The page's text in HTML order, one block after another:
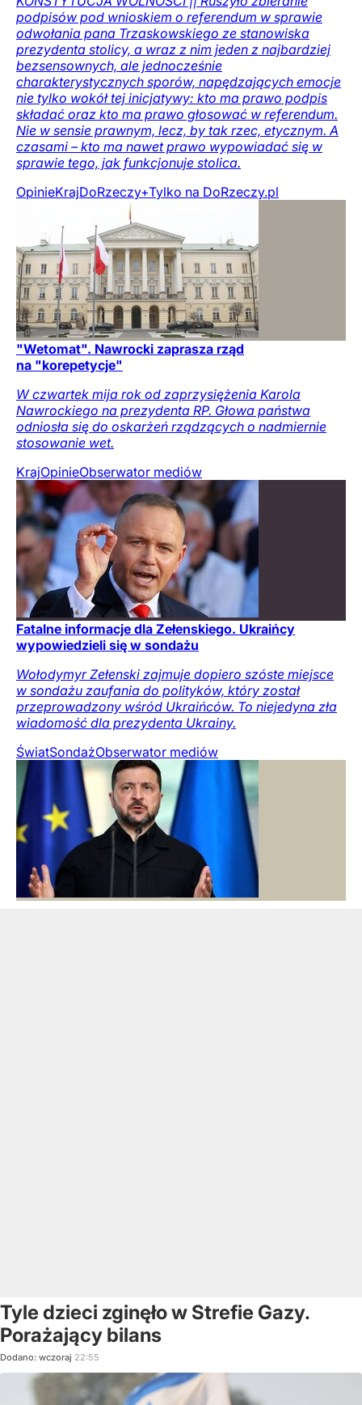
podpisów pod wnioskiem o referendum w sprawie
odwołania pana Trzaskowskiego ze stanowiska
prezydenta stolicy, a wraz z nim jeden z najbardziej
bezsensownych, ale jednocześnie
charakterystycznych sporów, napędzających emocje
nie tylko wokół tej inicjatywy: kto ma prawo podpis
składać oraz kto ma prawo głosować w referendum.
Nie w sensie prawnym, lecz, by tak rzec, etycznym. A
czasami – kto ma nawet prawo wypowiadać się w
sprawie tego, jak funkcjonuje stolica.
OpinieKrajDoRzeczy+Tylko na DoRzeczy.pl
"Wetomat". Nawrocki zaprasza rząd
na "korepetycje"
W czwartek mija rok od zaprzysiężenia Karola
Nawrockiego na prezydenta RP. Głowa państwa
odniosła się do oskarżeń rządzących o nadmiernie
stosowanie wet.
KrajOpinieObserwator mediów
Fatalne informacje dla Zełenskiego. Ukraińcy
wypowiedzieli się w sondażu
Wołodymyr Zełenski zajmuje dopiero szóste miejsce
w sondażu zaufania do polityków, który został
przeprowadzony wśród Ukraińców. To niejedyna zła
wiadomość dla prezydenta Ukrainy.
ŚwiatSondażObserwator mediów
Tyle dzieci zginęło w Strefie Gazy.
Porażający bilans
Dodano: wczoraj 22:55